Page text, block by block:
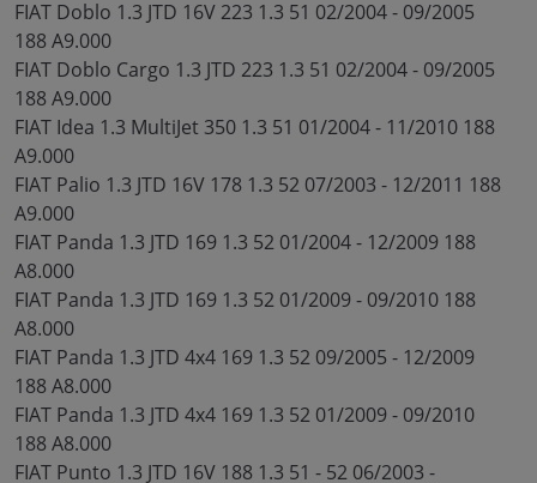
FIAT Doblo 1.3 JTD 16V 223 1.3 51 02/2004 - 09/2005
188 A9.000
FIAT Doblo Cargo 1.3 JTD 223 1.3 51 02/2004 - 09/2005
188 A9.000
FIAT Idea 1.3 MultiJet 350 1.3 51 01/2004 - 11/2010 188
A9.000
FIAT Palio 1.3 JTD 16V 178 1.3 52 07/2003 - 12/2011 188
A9.000
FIAT Panda 1.3 JTD 169 1.3 52 01/2004 - 12/2009 188
A8.000
FIAT Panda 1.3 JTD 169 1.3 52 01/2009 - 09/2010 188
A8.000
FIAT Panda 1.3 JTD 4x4 169 1.3 52 09/2005 - 12/2009
188 A8.000
FIAT Panda 1.3 JTD 4x4 169 1.3 52 01/2009 - 09/2010
188 A8.000
FIAT Punto 1.3 JTD 16V 188 1.3 51 - 52 06/2003 -